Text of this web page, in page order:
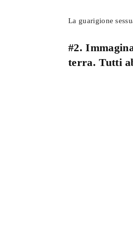
La guarigione
#2.
terra. Tutti